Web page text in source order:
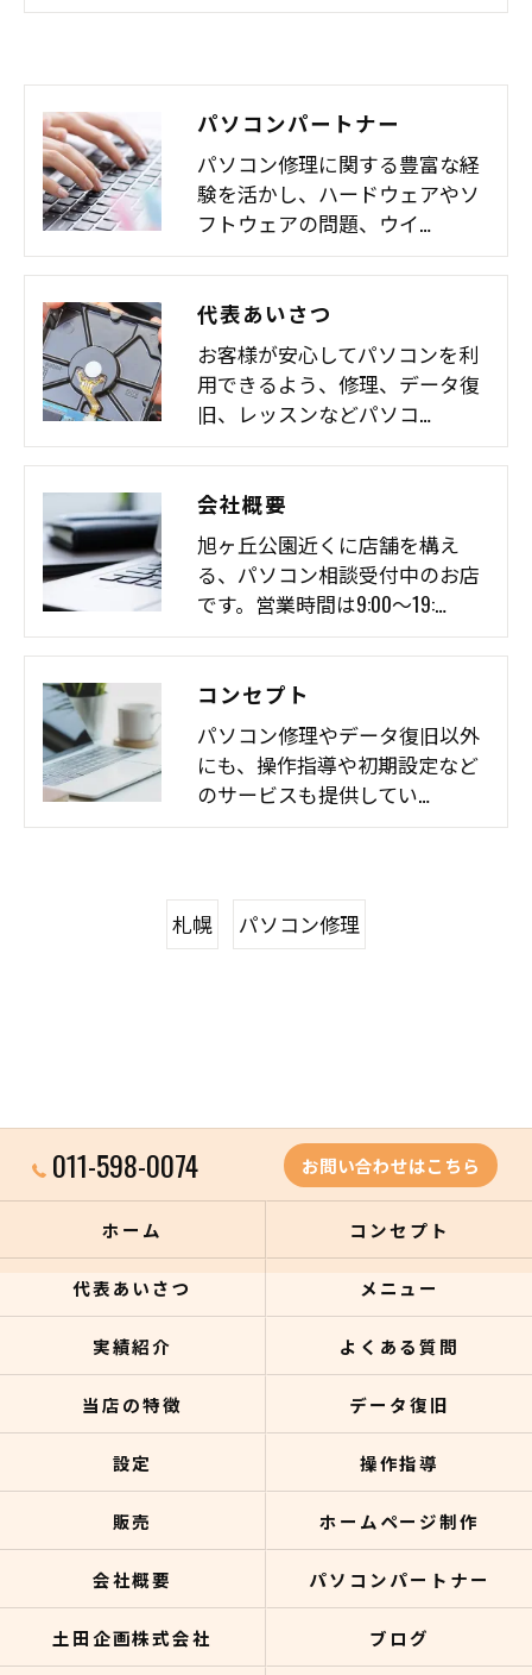
パソコンパートナー
パソコン修理に関する豊富な経
験を活かし、ハードウェアやソ
フトウェアの問題、ウイ…
代表あいさつ
お客様が安心してパソコンを利
用できるよう、修理、データ復
旧、レッスンなどパソコ…
会社概要
旭ヶ丘公園近くに店舗を構え
る、パソコン相談受付中のお店
です。営業時間は9:00～19:…
コンセプト
パソコン修理やデータ復旧以外
にも、操作指導や初期設定など
のサービスも提供してい…
札幌 パソコン修理
011-598-0074 お問い合わせはこちら
ホーム コンセプト
代表あいさつ メニュー
実績紹介 よくある質問
当店の特徴 データ復旧
設定 操作指導
販売 ホームページ制作
会社概要 パソコンパートナー
土田企画株式会社 ブログ